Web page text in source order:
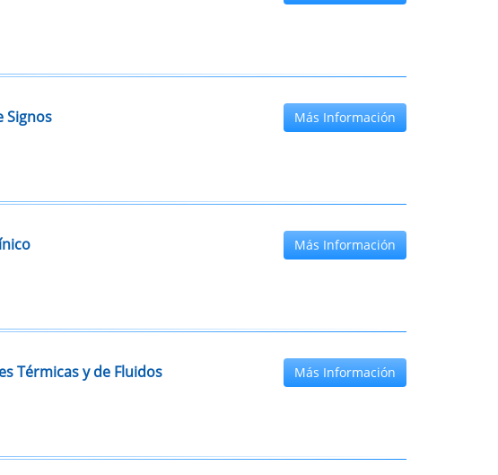
Signos Más Información
Más Información
Térmicas y de Fluidos Más Información